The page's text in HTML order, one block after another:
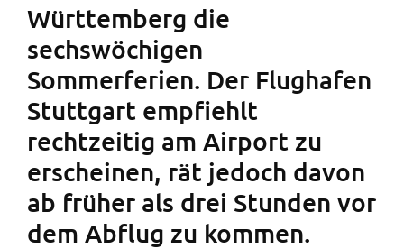
Württemberg die
sechswöchigen
Sommerferien. Der Flughafen
Stuttgart empfiehlt
rechtzeitig am Airport zu
erscheinen, rät jedoch davon
ab früher als drei Stunden vor
dem Abflug zu kommen.